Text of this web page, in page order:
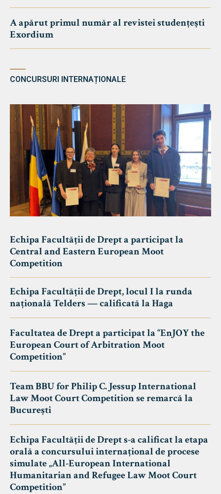
A apărut primul număr al revistei studențești
Exordium
CONCURSURI INTERNAȚIONALE
Echipa Facultății de Drept a participat la
Central and Eastern European Moot
Competition
Echipa Facultății de Drept, locul I la runda
națională Telders — calificată la Haga
Facultatea de Drept a participat la “EnJOY the
European Court of Arbitration Moot
Competition”
Team BBU for Philip C. Jessup International
Law Moot Court Competition se remarcă la
București
Echipa Facultății de Drept s-a calificat la etapa
orală a concursului internațional de procese
simulate „All-European International
Humanitarian and Refugee Law Moot Court
Competition”